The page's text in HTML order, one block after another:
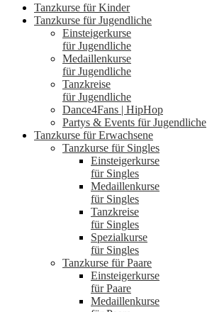
Tanzkurse für Kinder
Tanzkurse für Jugendliche
Einsteigerkurse
für Jugendliche
Medaillenkurse
für Jugendliche
Tanzkreise
für Jugendliche
Dance4Fans | HipHop
Partys & Events für Jugendliche
Tanzkurse für Erwachsene
Tanzkurse für Singles
Einsteigerkurse
für Singles
Medaillenkurse
für Singles
Tanzkreise
für Singles
Spezialkurse
für Singles
Tanzkurse für Paare
Einsteigerkurse
für Paare
Medaillenkurse